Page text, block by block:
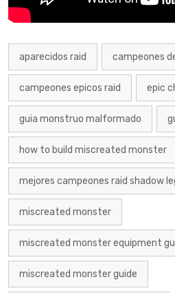
aparecidos raid campeones
campeones epicos raid epic
guia monstruo malformado
how to build miscreated monster
mejores campeones raid shadow
miscreated monster
miscreated monster equipment
miscreated monster guide